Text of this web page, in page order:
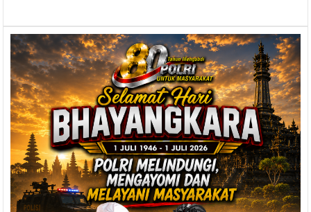
Hari
Suci
Nyepi,
Pemprov
Bali
Himbau
Jaga
Ketertiban